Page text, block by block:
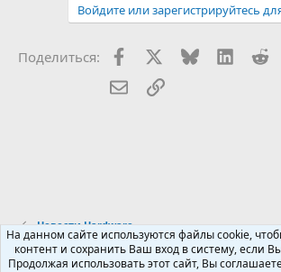
Войдите или зарегистрируйтесь
Поделиться: FacebookX (Twitter)
BlueskyLinkedIn
Электронная почта
Ссылка
Новости Hardware
Russian (RU)
На данном сайте используются файлы cookie,
контент и сохранить Ваш вход в систему, если
Продолжая использовать этот сайт, Вы